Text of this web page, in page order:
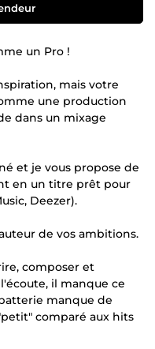
un Pro !
mais votre
une production
dans un mixage
et je vous propose de
en un titre prêt pour
Deezer).
de vos ambitions.
composer et
il manque ce
manque de
comparé aux hits